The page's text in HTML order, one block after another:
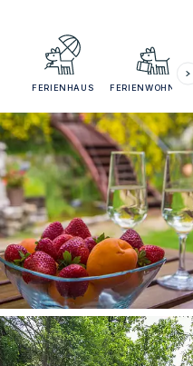
FERIENHAUS FERIENWOHNUNG